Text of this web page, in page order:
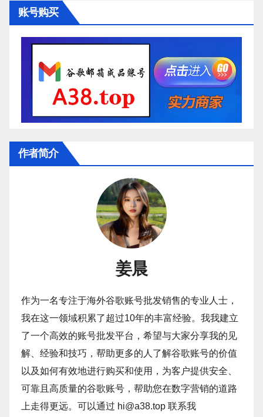
账号购买
作者简介
姜晨
作为一名专注于海外谷歌账号批发销售的专业人士，
我在这一领域积累了超过10年的丰富经验。我我建立
了一个高效的账号批发平台，希望与大家分享我的见
解、经验和技巧，帮助更多的人了解谷歌账号的价值
以及如何有效地进行购买和使用，为客户提供安全、
可靠且高质量的谷歌账号，帮助您在数字营销的道路
上走得更远。可以通过 hi@a38.top 联系我